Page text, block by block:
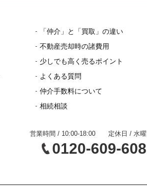
「仲介」と「買取」の違い
不動産売却時の諸費用
少しでも高く売るポイント
よくある質問
仲介手数料について
相続相談
営業時間 / 10:00-18:00 定休日 / 水曜
0120-609-608